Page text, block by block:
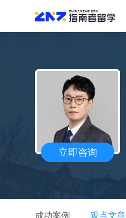
立即咨询
成功案例 观点文章